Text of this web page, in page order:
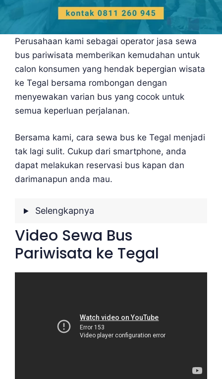
Perusahaan kami sebagai operator jasa sewa
bus pariwisata memberikan kemudahan untuk
calon konsumen yang hendak bepergian wisata
ke Tegal bersama rombongan dengan
menyewakan varian bus yang cocok untuk
semua keperluan perjalanan.
Bersama kami, cara sewa bus ke Tegal menjadi
tak lagi sulit. Cukup dari smartphone, anda
dapat melakukan reservasi bus kapan dan
darimanapun anda mau.
Selengkapnya
Video Sewa Bus
Pariwisata ke Tegal